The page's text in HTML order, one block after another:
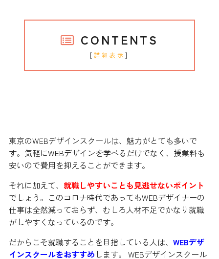
CONTENTS
[ 詳細表示 ]
東京のWEBデザインスクールは、魅力がとても多いで
す。気軽にWEBデザインを学べるだけでなく、授業料も
安いので費用を抑えることができます。
それに加えて、 就職しやすいことも見逃せないポイント
でしょう。このコロナ時代であってもWEBデザイナーの
仕事は全然減っておらず、むしろ人材不足でかなり就職
がしやすくなっているのです。
だからこそ就職することを目指している人は、 WEBデザ
インスクールをおすすめ します。 WEBデザインスクール